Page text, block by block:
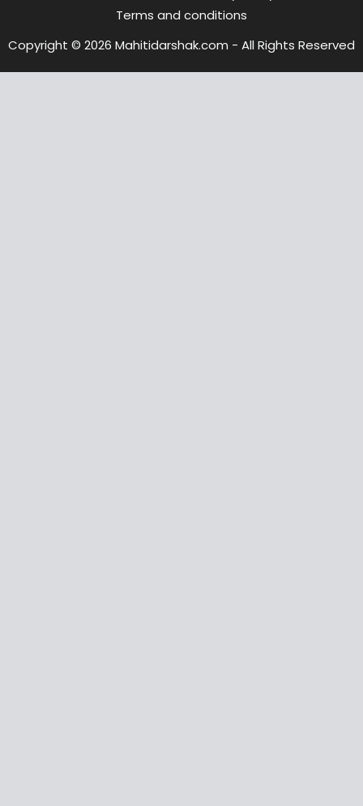
Terms and conditions
Copyright © 2026 Mahitidarshak.com - All Rights Reserved